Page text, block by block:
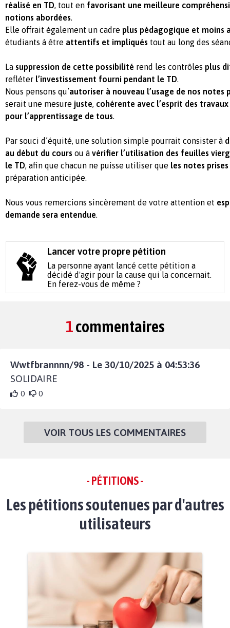
réalisé en TD, tout en favorisant une meilleure
notions abordées.
Elle offrait également un cadre plus pédagogique et moins
étudiants à être attentifs et impliqués tout au long des
La suppression de cette possibilité rend les contrôles plus
refléter l’investissement fourni pendant le TD.
Nous pensons qu’autoriser à nouveau l’usage de nos
serait une mesure juste, cohérente avec l’esprit des
pour l’apprentissage de tous.
Par souci d’équité, une solution simple pourrait consister à
au début du cours ou à vérifier l’utilisation des feuilles
le TD, afin que chacun ne puisse utiliser que les notes
préparation anticipée.
Nous vous remercions sincèrement de votre attention et
demande sera entendue.
Lancer votre propre pétition
La personne ayant lancé cette pétition a
décidé d'agir pour la cause qui la concernait.
En ferez-vous de même ?
1commentaires
Wwtfbrannnn/98 - Le 30/10/2025 à 04:53:36
SOLIDAIRE
0 0
VOIR TOUS LES COMMENTAIRES
- PÉTITIONS -
Les pétitions soutenues par d'autres
utilisateurs